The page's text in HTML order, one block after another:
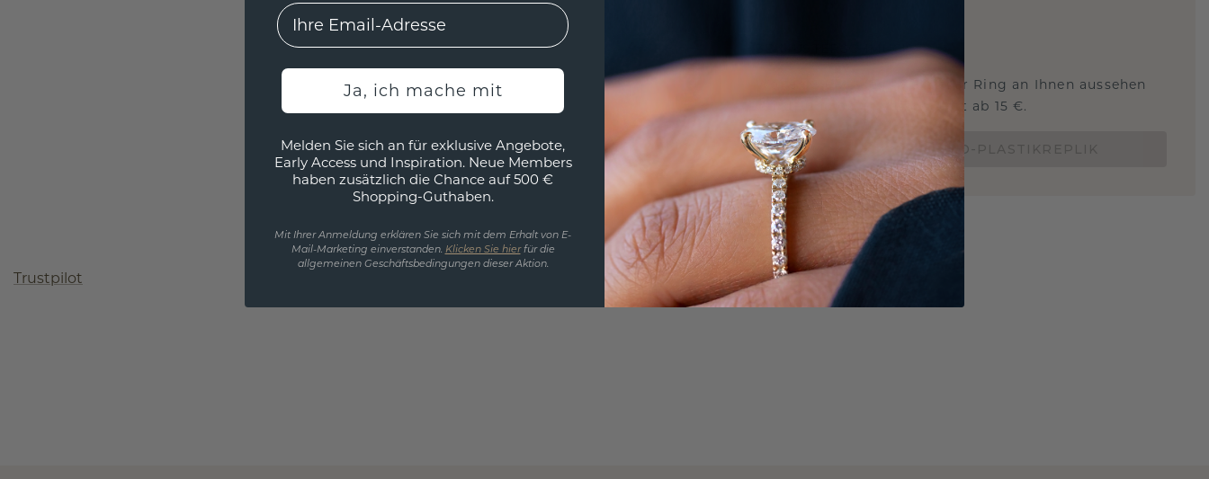
3D MUSTERSCHMUCK
Wollen Sie wissen, wie dieser Ring an Ihnen aussehen
würde und ob er passt? Jetzt ab 15 €.
BESTELLE EINE 3D-PLASTIKREPLIK
Trustpilot
EMail
Ja, ich mache mit
Melden Sie sich an für exklusive Angebote,
Early Access und Inspiration. Neue Members
haben zusätzlich die Chance auf 500 €
Shopping-Guthaben.
Mit Ihrer Anmeldung erklären Sie sich mit dem Erhalt von E-
Mail-Marketing einverstanden. Klicken Sie hierfür die
allgemeinen Geschäftsbedingungen dieser Aktion.